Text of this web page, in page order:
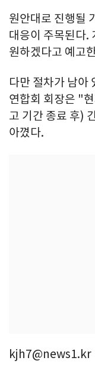
원안대로 진행될
대응이 주목된다.
원하겠다고 예고
다만 절차가 남아
연합회 회장은 "
고 기간 종료 후)
아꼈다.
kjh7@news1.kr